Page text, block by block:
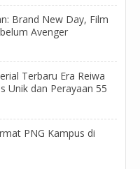
Brand New Day, Film
Avenger
Terbaru Era Reiwa
Unik dan Perayaan 55
PNG Kampus di